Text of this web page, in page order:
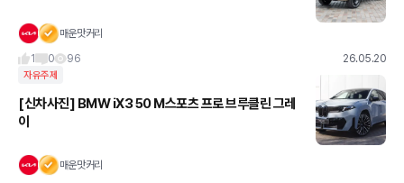
매운맛커리
1
0 96 26.05.20
자유주제
[신차사진] BMW iX3 50 M스포츠 프로 브루클린 그레
이
매운맛커리